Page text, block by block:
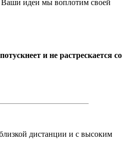
идеи мы воплотим своей
и не растрескается со
дистанции и с высоким